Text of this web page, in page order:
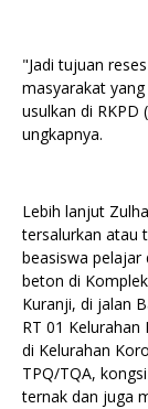
"Jadi tujuan
masyarakat
usulkan di RKPD
ungkapnya.
Lebih lanjut
tersalurkan atau
beasiswa
beton di
Kuranji, di jalan
RT 01
di Kelurahan
TPQ/TQA,
ternak dan juga